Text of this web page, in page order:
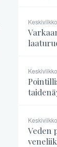
Veden